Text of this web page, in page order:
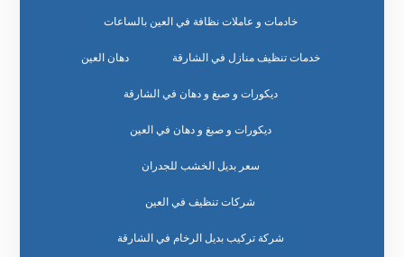
خادمات و عاملات نظافة في العين بالساعات
خدمات تنظيف منازل في الشارقة دهان العين
ديكورات و صبغ و دهان في الشارقة
ديكورات و صبغ و دهان في العين
سعر بديل الخشب للجدران
شركات تنظيف في العين
شركة تركيب بديل الرخام في الشارقة